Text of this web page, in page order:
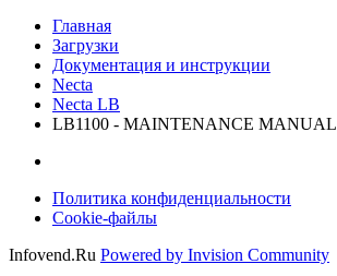
Главная
Загрузки
Документация и инструкции
Necta
Necta LB
LB1100 - MAINTENANCE MANUAL
Политика конфиденциальности
Cookie-файлы
Infovend.Ru Powered by Invision Community